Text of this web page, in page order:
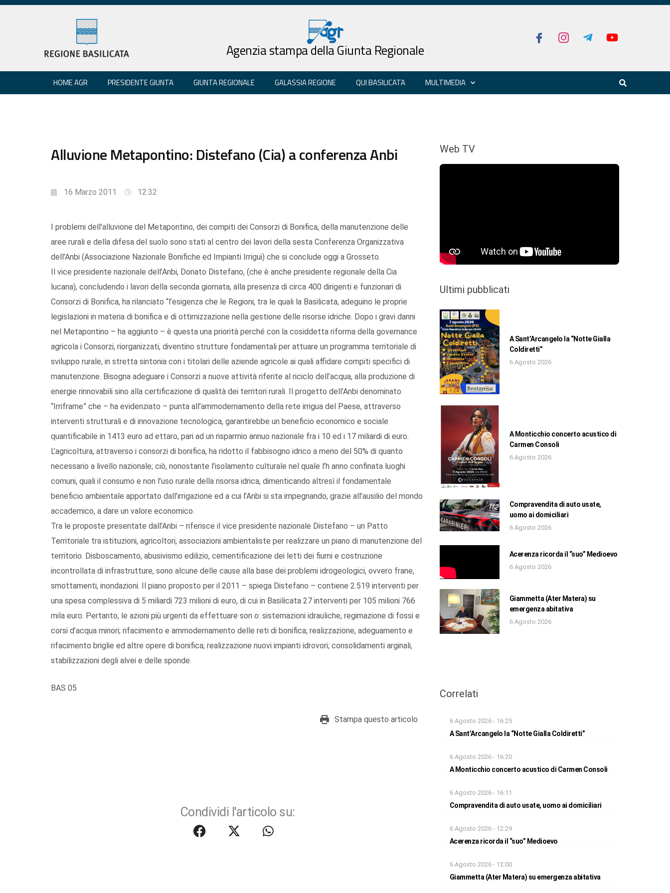
Agenzia stampa della Giunta Regionale
HOME AGR PRESIDENTE GIUNTA GIUNTA REGIONALE GALASSIA REGIONE QUI BASILICATA MULTIMEDIA
Alluvione Metapontino: Distefano (Cia) a conferenza Anbi
16 Marzo 2011 12:32
I problemi dell’alluvione del Metapontino, dei compiti dei Consorzi di Bonifica, della manutenzione delle
aree rurali e della difesa del suolo sono stati al centro dei lavori della sesta Conferenza Organizzativa
dell’Anbi (Associazione Nazionale Bonifiche ed Impianti Irrigui) che si conclude oggi a Grosseto.
Il vice presidente nazionale dell’Anbi, Donato Distefano, (che è anche presidente regionale della Cia
lucana), concludendo i lavori della seconda giornata, alla presenza di circa 400 dirigenti e funzionari di
Consorzi di Bonifica, ha rilanciato “l’esigenza che le Regioni, tra le quali la Basilicata, adeguino le proprie
legislazioni in materia di bonifica e di ottimizzazione nella gestione delle risorse idriche. Dopo i gravi danni
nel Metapontino – ha aggiunto – è questa una priorità perché con la cosiddetta riforma della governance
agricola i Consorzi, riorganizzati, diventino strutture fondamentali per attuare un programma territoriale di
sviluppo rurale, in stretta sintonia con i titolari delle aziende agricole ai quali affidare compiti specifici di
manutenzione. Bisogna adeguare i Consorzi a nuove attività riferite al riciclo dell’acqua, alla produzione di
energie rinnovabili sino alla certificazione di qualità dei territori rurali. Il progetto dell’Anbi denominato
“Irriframe” che – ha evidenziato – punta all’ammodernamento della rete irrigua del Paese, attraverso
interventi strutturali e di innovazione tecnologica, garantirebbe un beneficio economico e sociale
quantificabile in 1413 euro ad ettaro, pari ad un risparmio annuo nazionale fra i 10 ed i 17 miliardi di euro.
L’agricoltura, attraverso i consorzi di bonifica, ha ridotto il fabbisogno idrico a meno del 50% di quanto
necessario a livello nazionale; ciò, nonostante l’isolamento culturale nel quale l’h anno confinata luoghi
comuni, quali il consumo e non l’uso rurale della risorsa idrica, dimenticando altresì il fondamentale
beneficio ambientale apportato dall’irrigazione ed a cui l’Anbi si sta impegnando, grazie all’ausilio del mondo
accademico, a dare un valore economico.
Tra le proposte presentate dall’Anbi – riferisce il vice presidente nazionale Distefano – un Patto
Territoriale tra istituzioni, agricoltori, associazioni ambientaliste per realizzare un piano di manutenzione del
territorio. Disboscamento, abusivismo edilizio, cementificazione dei letti dei fiumi e costruzione
incontrollata di infrastrutture, sono alcune delle cause alla base dei problemi idrogeologici, ovvero frane,
smottamenti, inondazioni. Il piano proposto per il 2011 – spiega Distefano – contiene 2.519 interventi per
una spesa complessiva di 5 miliardi 723 milioni di euro, di cui in Basilicata 27 interventi per 105 milioni 766
mila euro. Pertanto, le azioni più urgenti da effettuare son o: sistemazioni idrauliche, regimazione di fossi e
corsi d’acqua minori; rifacimento e ammodernamento delle reti di bonifica; realizzazione, adeguamento e
rifacimento briglie ed altre opere di bonifica; realizzazione nuovi impianti idrovori; consolidamenti arginali,
stabilizzazioni degli alvei e delle sponde.
BAS 05
Stampa questo articolo
Condividi l'articolo su:
Web TV
Ultimi pubblicati
A Sant’Arcangelo la “Notte Gialla
Coldiretti”
6 Agosto 2026
A Monticchio concerto acustico di
Carmen Consoli
6 Agosto 2026
Compravendita di auto usate,
uomo ai domiciliari
6 Agosto 2026
Acerenza ricorda il “suo” Medioevo
6 Agosto 2026
Giammetta (Ater Matera) su
emergenza abitativa
6 Agosto 2026
Correlati
6 Agosto 2026 - 16:25
A Sant’Arcangelo la “Notte Gialla Coldiretti”
6 Agosto 2026 - 16:20
A Monticchio concerto acustico di Carmen Consoli
6 Agosto 2026 - 16:11
Compravendita di auto usate, uomo ai domiciliari
6 Agosto 2026 - 12:29
Acerenza ricorda il “suo” Medioevo
6 Agosto 2026 - 12:00
Giammetta (Ater Matera) su emergenza abitativa